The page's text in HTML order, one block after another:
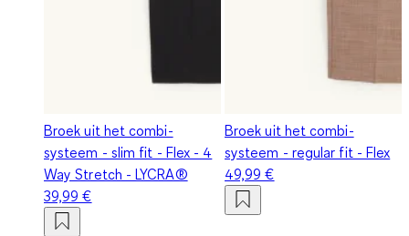
Broek uit het combi-
systeem - slim fit - Flex - 4
Way Stretch - LYCRA®
39,99 €
Broek uit het combi-
systeem - regular fit - Flex
49,99 €